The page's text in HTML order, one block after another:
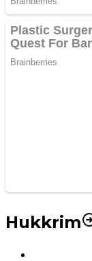
Hukkrim